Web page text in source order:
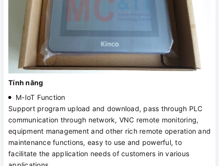
Tính năng
M-IoT Function
Support program upload and download, pass through PLC
communication through network, VNC remote monitoring,
equipment management and other rich remote operation and
maintenance functions, easy to use and powerful, to
facilitate the application needs of customers in various